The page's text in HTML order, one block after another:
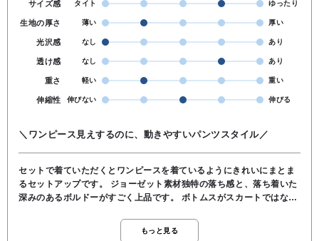
サイズ感 タイト ゆったり
生地の厚さ 薄い 厚い
光沢感 なし あり
透け感 なし あり
重さ 軽い 重い
伸縮性 伸びない 伸びる
＼ワンピース見えするのに、動きやすいパンツスタイル／
セットで着ていただくとワンピースを着ているようにきれいにまとま
るセットアップです。 ジョーゼット素材独特の落ち感と、落ち着いた
深みのあるボルドーがすごく上品です。 ボトムスがスカートではな
で、エレガントなスカート見えするのに、足さばきが良くてとっても
もっと見る